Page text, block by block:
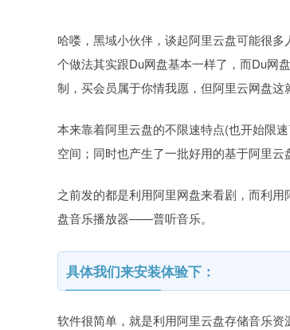
哈喽，黑域小伙伴，谈起阿里云盘可能很
个做法其实跟Du网盘基本一样了，而Du网
制，买会员属于你情我愿，但阿里云网盘这
本来靠着阿里云盘的不限速特点(也开始限
空间；同时也产生了一批好用的基于阿里云
之前发的都是利用阿里网盘来看剧，而利
盘音乐播放器——普听音乐。
具体我们来安装体验下：
软件很简单，就是利用阿里云盘存储音乐